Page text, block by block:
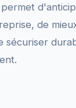
de
sécuriser